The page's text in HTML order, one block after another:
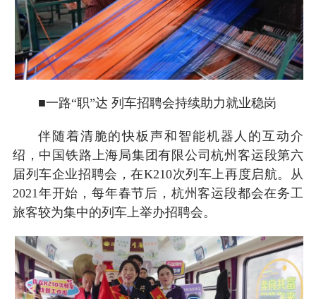
■一路“职”达 列车招聘会持续助力就业稳岗
伴随着清脆的快板声和智能机器人的互动介
绍，中国铁路上海局集团有限公司杭州客运段第六
届列车企业招聘会，在K210次列车上再度启航。从
2021年开始，每年春节后，杭州客运段都会在务工
旅客较为集中的列车上举办招聘会。